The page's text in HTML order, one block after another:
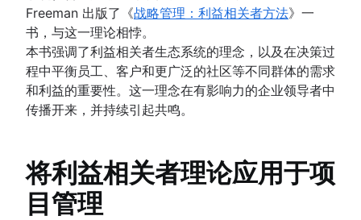
决策树
亲和图
业务流程再造
Context diagram
AWS 图
UML 图
SIPOC 图
工作分解结构
意大利面条图
企业风险管理
您不知道的 7 个 Confluence 数据库实用功能
借助 Confluence 数据库简化内容管理
项目瓶颈
实施后审查
8D 问题解决
全面质量管理
流程文档
为您的团队构建真正的单一数据源 (SSoT)
文档存储和跟踪
产品文档
软件设计文档
工作说明书
概述
企业社交网络
Freeman 出版了《战略管理：利益相关者方法》一
书，与这一理论相悖。
本书强调了利益相关者生态系统的理念，以及在决策过
程中平衡员工、客户和更广泛的社区等不同群体的需求
和利益的重要性。这一理念在有影响力的企业领导者中
传播开来，并持续引起共鸣。
将利益相关者理论应用于项
目管理